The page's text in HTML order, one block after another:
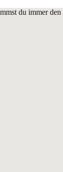
du immer den